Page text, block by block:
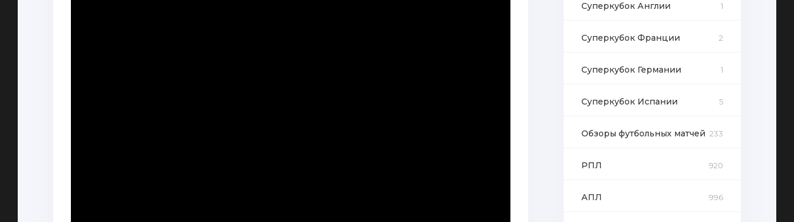
Суперкубок Англии 1
Суперкубок Франции 2
Суперкубок Германии 1
Суперкубок Испании 5
Обзоры футбольных матчей 233
РПЛ 920
АПЛ 996